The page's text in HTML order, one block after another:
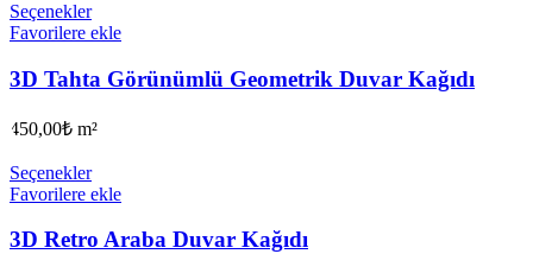
Seçenekler
Favorilere ekle
3D Tahta Görünümlü Geometrik Duvar Kağıdı
450,00₺ m²
Seçenekler
Favorilere ekle
3D Retro Araba Duvar Kağıdı